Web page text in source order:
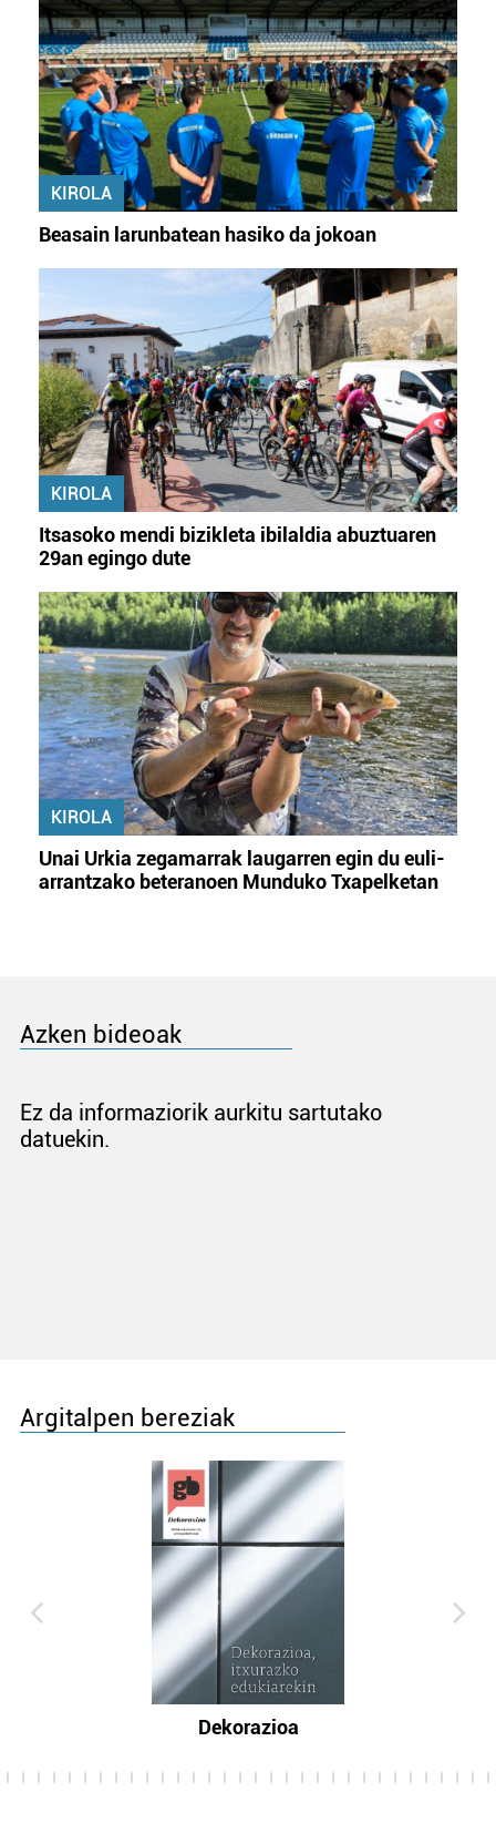
KIROLA
Beasain larunbatean hasiko da jokoan
KIROLA
Itsasoko mendi bizikleta ibilaldia abuztuaren
29an egingo dute
KIROLA
Unai Urkia zegamarrak laugarren egin du euli-
arrantzako beteranoen Munduko Txapelketan
Azken bideoak
Ez da informaziorik aurkitu sartutako
datuekin.
Argitalpen bereziak
Dekorazioa